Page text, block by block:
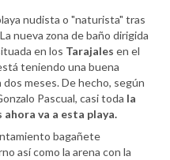
nudista o "naturista" tras
nueva zona de baño dirigida
en los Tarajales en el
teniendo una buena
meses. De hecho, según
Pascual, casi toda la
va a esta playa.
bagañete
así como la arena con la